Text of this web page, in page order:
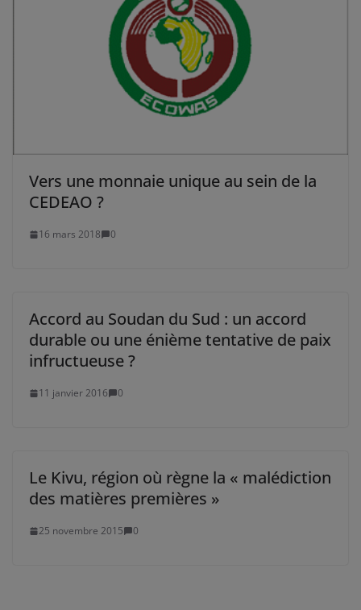
Vers une monnaie unique au sein de la
CEDEAO ?
16 mars 2018 0
Accord au Soudan du Sud : un accord
durable ou une énième tentative de paix
infructueuse ?
11 janvier 2016 0
Le Kivu, région où règne la « malédiction
des matières premières »
25 novembre 2015 0